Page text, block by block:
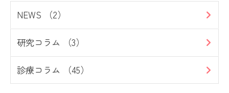
NEWS （2）
研究コラム （3）
診療コラム （45）